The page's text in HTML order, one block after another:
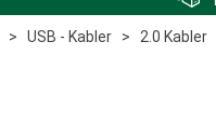
> USB - Kabler > 2.0 Kabler